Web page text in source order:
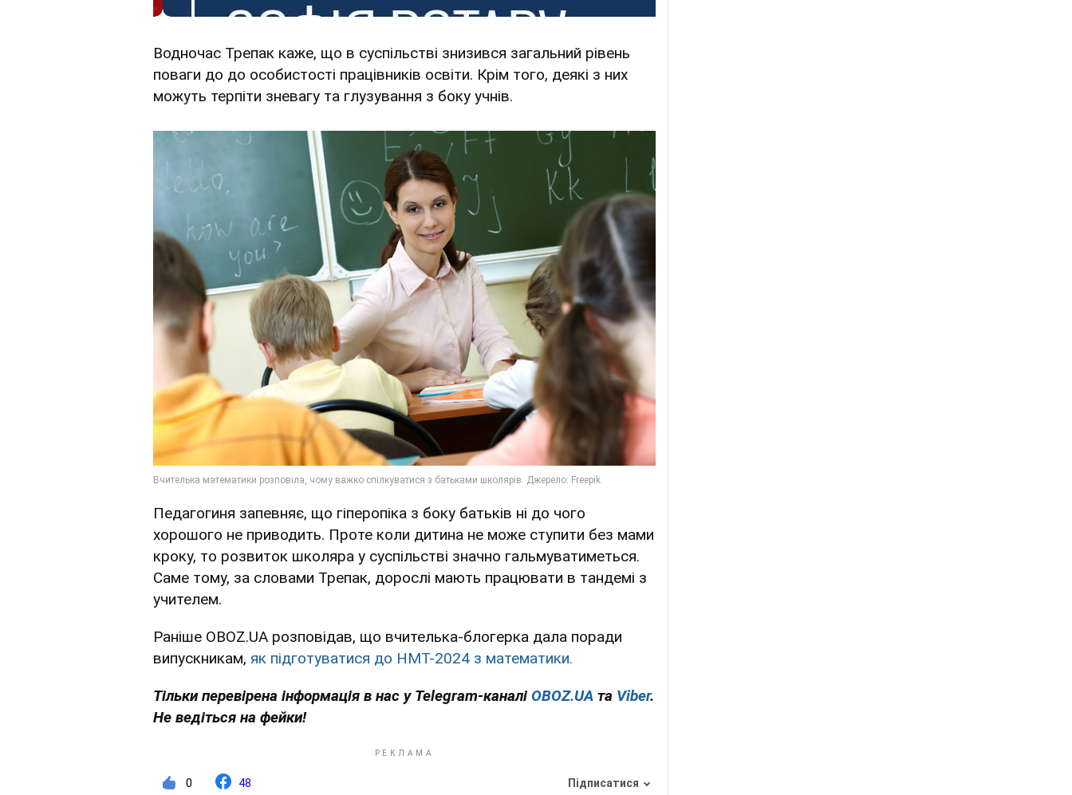
Водночас Трепак каже, що в суспільстві знизився загальний рівень
поваги до до особистості працівників освіти. Крім того, деякі з них
можуть терпіти зневагу та глузування з боку учнів.
Педагогиня запевняє, що гіперопіка з боку батьків ні до чого
хорошого не приводить. Проте коли дитина не може ступити без мами
кроку, то розвиток школяра у суспільстві значно гальмуватиметься.
Саме тому, за словами Трепак, дорослі мають працювати в тандемі з
учителем.
Раніше OBOZ.UA розповідав, що вчителька-блогерка дала поради
випускникам, як підготуватися до НМТ-2024 з математики.
Тільки перевірена інформація в нас у Telegram-каналі OBOZ.UA та Viber.
Не ведіться на фейки!
0 48 Підписатися